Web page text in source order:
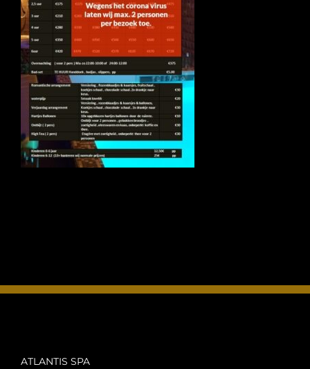
INFO
OPENINGSTIJDEN
CONTACT
ATLANTIS SPA